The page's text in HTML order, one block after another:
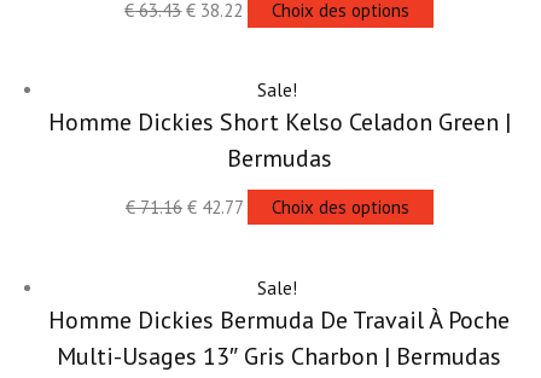
€63.43 € 38.22 Choix des options
Sale!
Homme Dickies Short Kelso Celadon Green |
Bermudas
€71.16 €42.77 Choix des options
Sale!
Homme Dickies Bermuda De Travail À Poche
Multi-Usages 13″ Gris Charbon | Bermudas